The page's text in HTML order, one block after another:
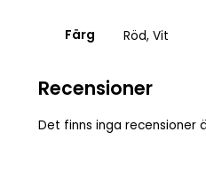
Färg Röd, Vit
Recensioner
Det finns inga recensioner